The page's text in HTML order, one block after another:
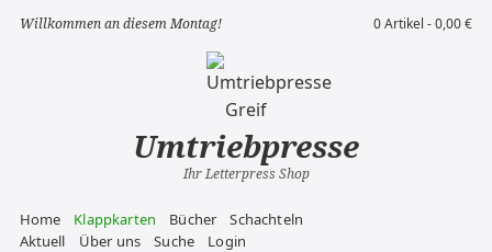
Willkommen an diesem Montag!
Umtriebpresse
Ihr Letterpress Shop
0 Artikel -0,00€
Home Klappkarten Bücher
Schachteln
Aktuell
Über uns Suche
Login